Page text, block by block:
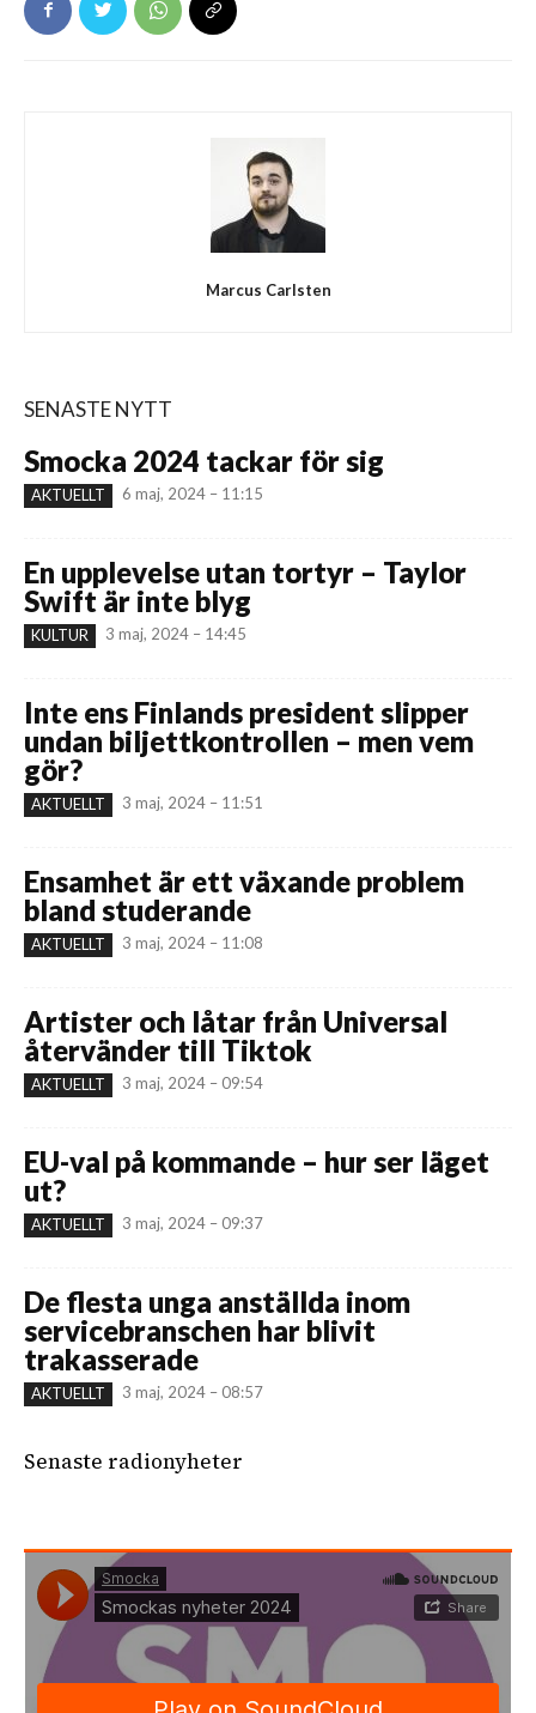
Marcus Carlsten
SENASTE NYTT
Smocka 2024 tackar för sig
AKTUELLT 6 maj, 2024 – 11:15
En upplevelse utan tortyr – Taylor
Swift är inte blyg
KULTUR 3 maj, 2024 – 14:45
Inte ens Finlands president slipper
undan biljettkontrollen – men vem
gör?
AKTUELLT 3 maj, 2024 – 11:51
Ensamhet är ett växande problem
bland studerande
AKTUELLT 3 maj, 2024 – 11:08
Artister och låtar från Universal
återvänder till Tiktok
AKTUELLT 3 maj, 2024 – 09:54
EU-val på kommande – hur ser läget
ut?
AKTUELLT 3 maj, 2024 – 09:37
De flesta unga anställda inom
servicebranschen har blivit
trakasserade
AKTUELLT 3 maj, 2024 – 08:57
Senaste radionyheter